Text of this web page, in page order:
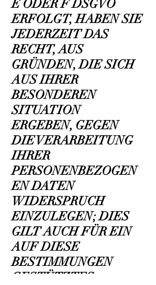
E ODER F DSGVO
ERFOLGT, HABEN SIE
JEDERZEIT DAS
RECHT, AUS
GRÜNDEN, DIE SICH
AUS IHRER
BESONDEREN
SITUATION
ERGEBEN, GEGEN
DIE VERARBEITUNG
IHRER
PERSONENBEZOGEN
EN DATEN
WIDERSPRUCH
EINZULEGEN; DIES
GILT AUCH FÜR EIN
AUF DIESE
BESTIMMUNGEN
GESTÜTZTES